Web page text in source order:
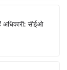
अधिकारी: सीईओ